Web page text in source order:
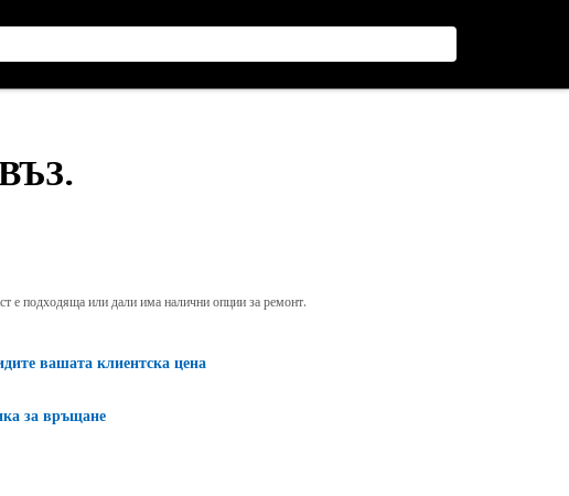
е подходяща или дали има налични опции за ремонт.
вашата клиентска цена
за връщане